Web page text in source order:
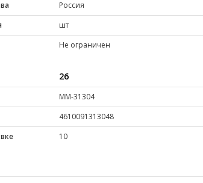
Россия
шт
Не ограничен
26
ММ-31304
4610091313048
10